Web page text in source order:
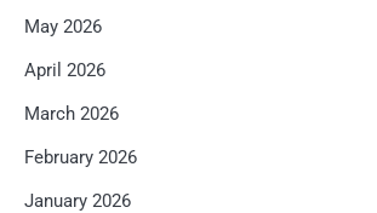
May 2026
April 2026
March 2026
February 2026
January 2026